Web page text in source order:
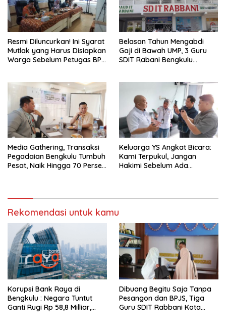
Resmi Diluncurkan! Ini Syarat
Mutlak yang Harus Disiapkan
Warga Sebelum Petugas BPN
Belasan Tahun Mengabdi
Gaji di Bawah UMP, 3 Guru
SDIT Rabani Bengkulu
Media Gathering, Transaksi
Pegadaian Bengkulu Tumbuh
Pesat, Naik Hingga 70 Persen
Keluarga YS Angkat Bicara:
Kami Terpukul, Jangan
Hakimi Sebelum Ada
Rekomendasi untuk kamu
Korupsi Bank Raya di
Bengkulu : Negara Tuntut
Ganti Rugi Rp 58,8 Milliar,
Dibuang Begitu Saja Tanpa
Pesangon dan BPJS, Tiga
Guru SDIT Rabbani Kota